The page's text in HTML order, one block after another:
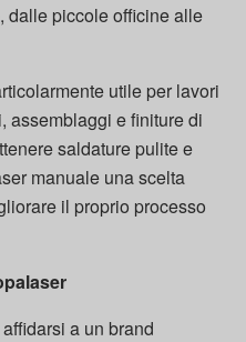
dalle piccole officine alle
utile per lavori
assemblaggi e finiture di
saldature pulite e
manuale una scelta
il proprio processo
a un brand